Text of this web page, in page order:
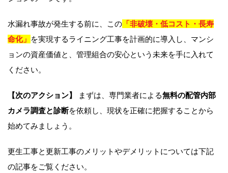
水漏れ事故が発生する前に、この 「非破壊・低コスト・長寿
命化」 を実現するライニング工事を計画的に導入し、マンシ
ョンの資産価値と、管理組合の安心という未来を手に入れて
ください。
【次のアクション】 まずは、専門業者による無料の配管内部
カメラ調査と診断を依頼し、現状を正確に把握することから
始めてみましょう。
更生工事と更新工事のメリットやデメリットについては下記
の記事をご覧ください。